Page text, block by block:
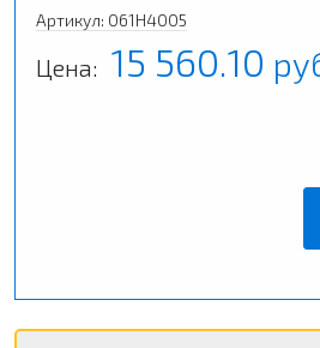
Артикул: 061H4005
Цена: 15 560.10